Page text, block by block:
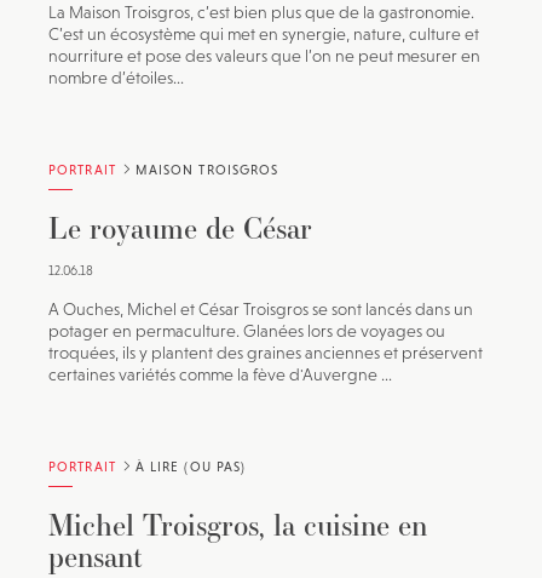
La Maison Troisgros, c’est bien plus que de la gastronomie.
C’est un écosystème qui met en synergie, nature, culture et
nourriture et pose des valeurs que l’on ne peut mesurer en
nombre d’étoiles...
PORTRAIT MAISON TROISGROS
Le royaume de César
12.06.18
A Ouches, Michel et César Troisgros se sont lancés dans un
potager en permaculture. Glanées lors de voyages ou
troquées, ils y plantent des graines anciennes et préservent
certaines variétés comme la fève d'Auvergne ...
PORTRAIT À LIRE (OU PAS)
Michel Troisgros, la cuisine en
pensant